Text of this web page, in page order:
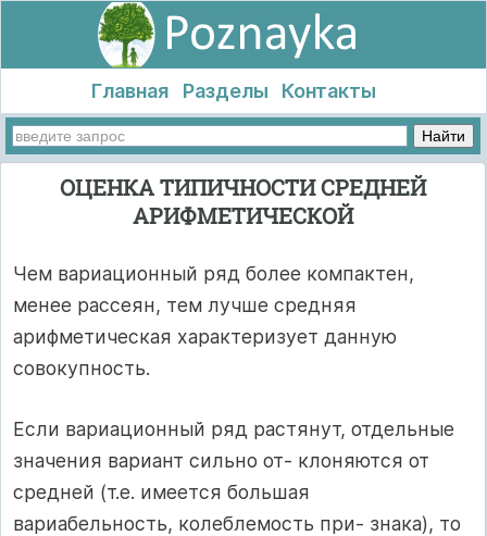
Главная Разделы Контакты
ОЦЕНКА ТИПИЧНОСТИ СРЕДНЕЙ
АРИФМЕТИЧЕСКОЙ
Чем вариационный ряд более компактен,
менее рассеян, тем лучше средняя
арифметическая характеризует данную
совокупность.
Если вариационный ряд растянут, отдельные
значения вариант сильно от- клоняются от
средней (т.е. имеется большая
вариабельность, колеблемость при- знака), то